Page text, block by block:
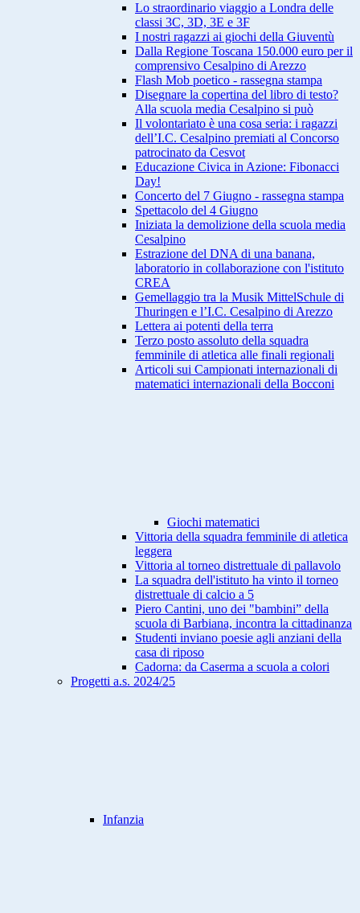
Lo straordinario viaggio a Londra delle
classi 3C, 3D, 3E e 3F
I nostri ragazzi ai giochi della Giuventù
Dalla Regione Toscana 150.000 euro per il
comprensivo Cesalpino di Arezzo
Flash Mob poetico - rassegna stampa
Disegnare la copertina del libro di testo?
Alla scuola media Cesalpino si può
Il volontariato è una cosa seria: i ragazzi
dell’I.C. Cesalpino premiati al Concorso
patrocinato da Cesvot
Educazione Civica in Azione: Fibonacci
Day!
Concerto del 7 Giugno - rassegna stampa
Spettacolo del 4 Giugno
Iniziata la demolizione della scuola media
Cesalpino
Estrazione del DNA di una banana,
laboratorio in collaborazione con l'istituto
CREA
Gemellaggio tra la Musik MittelSchule di
Thuringen e l’I.C. Cesalpino di Arezzo
Lettera ai potenti della terra
Terzo posto assoluto della squadra
femminile di atletica alle finali regionali
Articoli sui Campionati internazionali di
matematici internazionali della Bocconi
Giochi matematici
Vittoria della squadra femminile di atletica
leggera
Vittoria al torneo distrettuale di pallavolo
La squadra dell'istituto ha vinto il torneo
distrettuale di calcio a 5
Piero Cantini, uno dei "bambini” della
scuola di Barbiana, incontra la cittadinanza
Studenti inviano poesie agli anziani della
casa di riposo
Cadorna: da Caserma a scuola a colori
Progetti a.s. 2024/25
Infanzia